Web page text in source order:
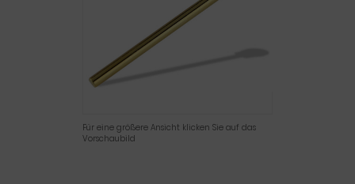
Für eine größere Ansicht klicken Sie auf das
Vorschaubild